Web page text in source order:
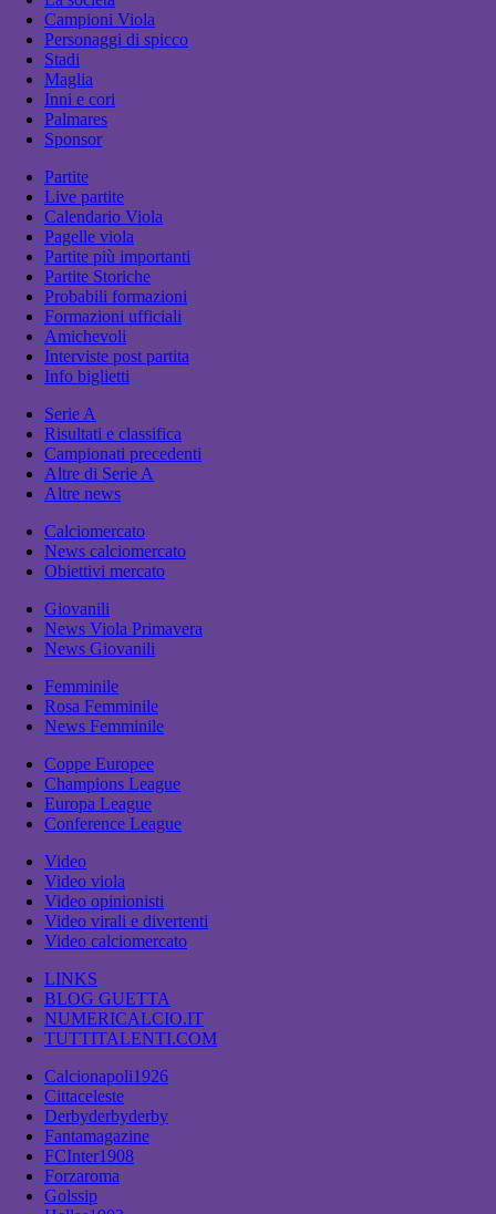
Campioni Viola
Personaggi di spicco
Stadi
Maglia
Inni e cori
Palmares
Sponsor
Partite
Live partite
Calendario Viola
Pagelle viola
Partite più importanti
Partite Storiche
Probabili formazioni
Formazioni ufficiali
Amichevoli
Interviste post partita
Info biglietti
Serie A
Risultati e classifica
Campionati precedenti
Altre di Serie A
Altre news
Calciomercato
News calciomercato
Obiettivi mercato
Giovanili
News Viola Primavera
News Giovanili
Femminile
Rosa Femminile
News Femminile
Coppe Europee
Champions League
Europa League
Conference League
Video
Video viola
Video opinionisti
Video virali e divertenti
Video calciomercato
LINKS
BLOG GUETTA
NUMERICALCIO.IT
TUTTITALENTI.COM
Calcionapoli1926
Cittaceleste
Derbyderbyderby
Fantamagazine
FCInter1908
Forzaroma
Golssip